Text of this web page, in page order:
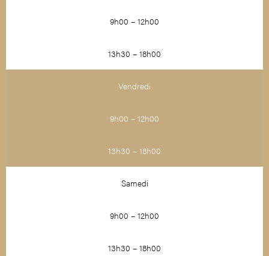
9h00 – 12h00
13h30 – 18h00
Vendredi
9h00 – 12h00
13h30 – 18h00
Samedi
9h00 – 12h00
13h30 – 18h00